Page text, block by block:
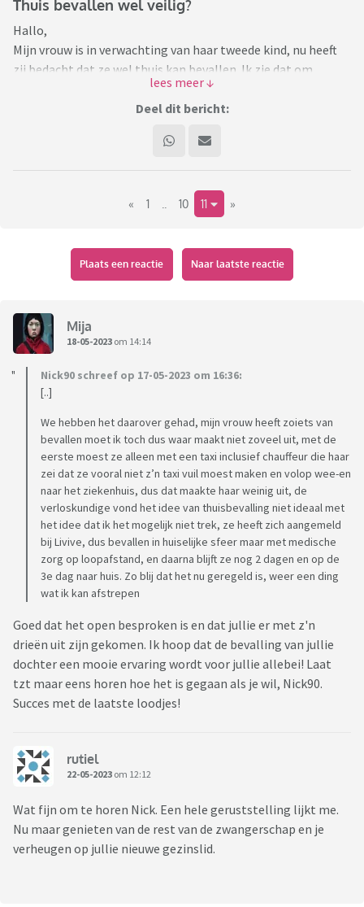
Thuis bevallen wel veilig?
Hallo,
Mijn vrouw is in verwachting van haar tweede kind, nu heeft
zij bedacht dat ze wel thuis kan bevallen. Ik zie dat om
meerdere redenen niet echt zitten en wil liever dat ze
gewoon in een ziekenhuis bevalt. Maar zij ziet allerlei gedoe
dorp en het dichtstbijzijnde ziekenhuis is ongeveer 20
minuten met de auto en dat vind ze te ver. En dan nog het
andere kind waar we dan eerst de oppas voor moeten bellen
en die moet dan nog hier heen komen.
een ziekenhuis bevalt omdat daar eventueel nodige
medische hulp meteen voorhanden is en daarbij heb ik ook
geen idee hoe een bevalling precies in z’n werk gaat dus als
Iemand ervaring met een thuisbevalling? Is het wel veilig om
zoiets groots thuis te doen of is het beter om gewoon in een
Deel dit bericht:
« 1 10 11 »
Plaats een reactie Naar laatste reactie
Mija
18-05-2023 om 14:14
Nick90 schreef op 17-05-2023 om 16:36:
[..]
We hebben het daarover gehad, mijn vrouw heeft zoiets van
bevallen moet ik toch dus waar maakt niet zoveel uit, met de
eerste moest ze alleen met een taxi inclusief chauffeur die haar
zei dat ze vooral niet z’n taxi vuil moest maken en volop wee-en
naar het ziekenhuis, dus dat maakte haar weinig uit, de
verloskundige vond het idee van thuisbevalling niet ideaal met
het idee dat ik het mogelijk niet trek, ze heeft zich aangemeld
bij Livive, dus bevallen in huiselijke sfeer maar met medische
zorg op loopafstand, en daarna blijft ze nog 2 dagen en op de
3e dag naar huis. Zo blij dat het nu geregeld is, weer een ding
wat ik kan afstrepen
Goed dat het open besproken is en dat jullie er met z'n
drieën uit zijn gekomen. Ik hoop dat de bevalling van jullie
dochter een mooie ervaring wordt voor jullie allebei! Laat
tzt maar eens horen hoe het is gegaan als je wil, Nick90.
Succes met de laatste loodjes!
rutiel
22-05-2023 om 12:12
Wat fijn om te horen Nick. Een hele geruststelling lijkt me.
Nu maar genieten van de rest van de zwangerschap en je
verheugen op jullie nieuwe gezinslid.